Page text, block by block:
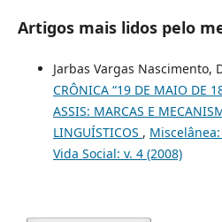
Artigos mais lidos pelo
Jarbas Vargas Nascimento,
CRÔNICA “19 DE MAIO DE
ASSIS: MARCAS E
LINGUÍSTICOS ,
Vida Social: v. 4 (2008)